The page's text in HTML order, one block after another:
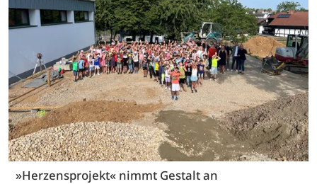
»Herzensprojekt« nimmt Gestalt an